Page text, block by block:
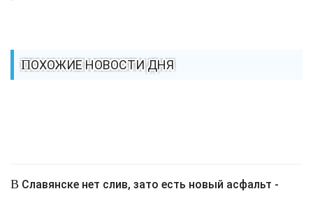
ПОХОЖИЕ НОВОСТИ ДНЯ
В Славянске нет слив, зато есть новый асфальт -